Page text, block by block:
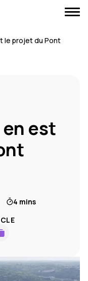
le projet du Pont
est
4 mins